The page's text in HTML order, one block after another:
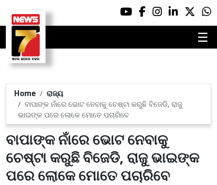
☰
Home
ରାଜ୍ୟ
ବାପାଙ୍କ ନାଁରେ ଭୋଟ ନେବାକୁ ଚେଷ୍ଟା କରୁଛି ବିଜେଡି, ରାଜୁ
ଭାଇଙ୍କ ପରେ ଲୋକେ ମୋତେ ପଚାରିବେ
ବାପାଙ୍କ ନାଁରେ ଭୋଟ ନେବାକୁ
ଚେଷ୍ଟା କରୁଛି ବିଜେଡି, ରାଜୁ ଭାଇଙ୍କ
ପରେ ଲୋକେ ମୋତେ ପଚାରିବେ